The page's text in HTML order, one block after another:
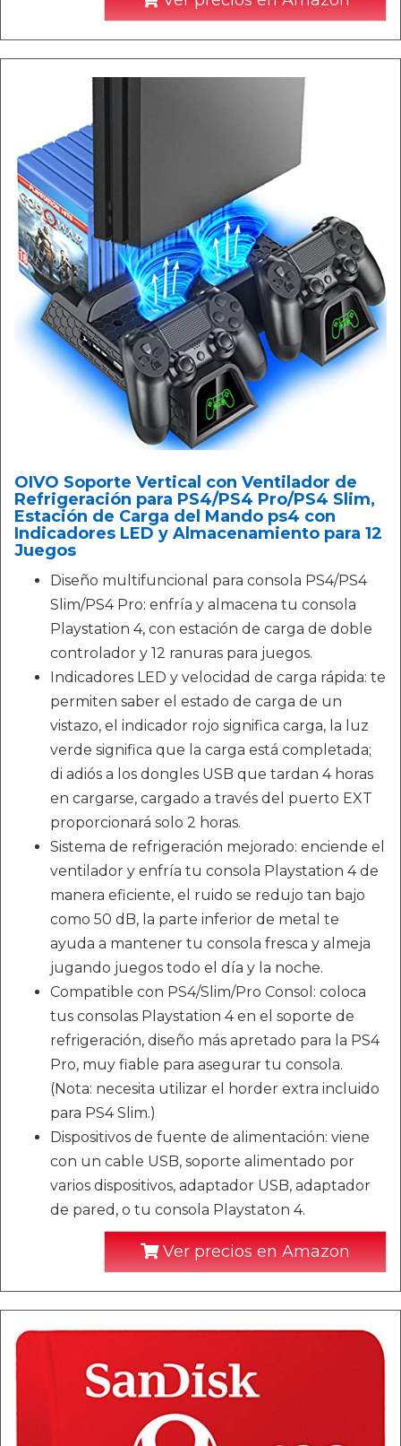
OIVO Soporte Vertical con Ventilador de
Refrigeración para PS4/PS4 Pro/PS4 Slim,
Estación de Carga del Mando ps4 con
Indicadores LED y Almacenamiento para 12
Juegos
Diseño multifuncional para consola PS4/PS4
Slim/PS4 Pro: enfría y almacena tu consola
Playstation 4, con estación de carga de doble
controlador y 12 ranuras para juegos.
Indicadores LED y velocidad de carga rápida: te
permiten saber el estado de carga de un
vistazo, el indicador rojo significa carga, la luz
verde significa que la carga está completada;
di adiós a los dongles USB que tardan 4 horas
en cargarse, cargado a través del puerto EXT
proporcionará solo 2 horas.
Sistema de refrigeración mejorado: enciende el
ventilador y enfría tu consola Playstation 4 de
manera eficiente, el ruido se redujo tan bajo
como 50 dB, la parte inferior de metal te
ayuda a mantener tu consola fresca y almeja
jugando juegos todo el día y la noche.
Compatible con PS4/Slim/Pro Consol: coloca
tus consolas Playstation 4 en el soporte de
refrigeración, diseño más apretado para la PS4
Pro, muy fiable para asegurar tu consola.
(Nota: necesita utilizar el horder extra incluido
para PS4 Slim.)
Dispositivos de fuente de alimentación: viene
con un cable USB, soporte alimentado por
varios dispositivos, adaptador USB, adaptador
de pared, o tu consola Playstaton 4.
Ver precios en Amazon